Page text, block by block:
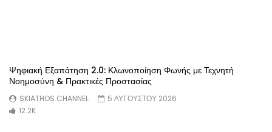
Ψηφιακή Εξαπάτηση 2.0: Κλωνοποίηση Φωνής με Τεχνητή
Νοημοσύνη & Πρακτικές Προστασίας
SKIATHOS CHANNEL
5 ΑΥΓΟΎΣΤΟΥ 2026
12.2K